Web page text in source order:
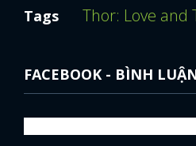
Tags Thor: Love and
FACEBOOK - BÌNH